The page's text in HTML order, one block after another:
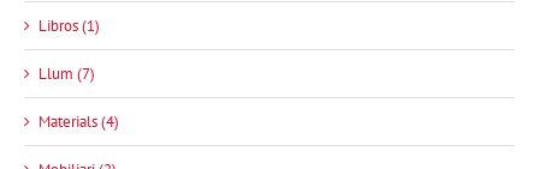
Libros (1)
Llum (7)
Materials (4)